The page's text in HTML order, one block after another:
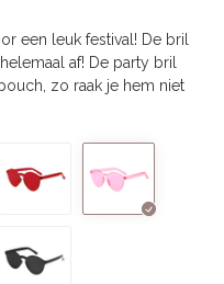
een leuk festival! De bril
af! De party bril
zo raak je hem niet